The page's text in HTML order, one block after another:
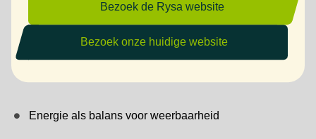
Meest recente artikelen:
Energie als balans voor weerbaarheid
Bezoek de Rysa website
Bezoek onze huidige website